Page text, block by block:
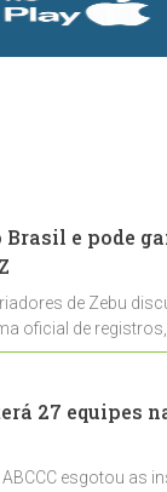
Brasil e pode
de Zebu
oficial de
27 equipes
esgotou as